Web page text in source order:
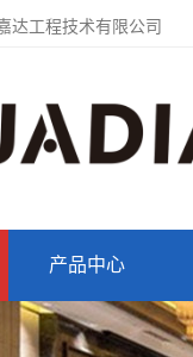
达工程技术有限公司
产品中心